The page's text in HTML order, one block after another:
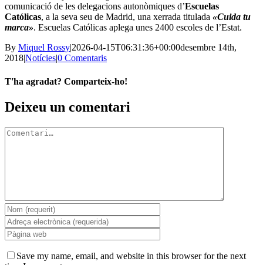
comunicació de les delegacions autonòmiques d’Escuelas
Católicas, a la seva seu de Madrid, una xerrada titulada «Cuida tu
marca». Escuelas Católicas aplega unes 2400 escoles de l’Estat.
By Miquel Rossy|2026-04-15T06:31:36+00:00desembre 14th,
2018|Notícies|0 Comentaris
T'ha agradat? Comparteix-ho!
Facebook
X
LinkedIn
WhatsApp
Telegram
Email:
Deixeu un comentari
Comment
Save my name, email, and website in this browser for the next